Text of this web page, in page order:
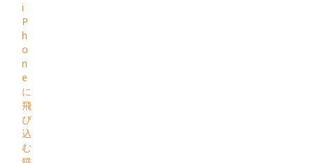
i
P
h
o
n
e
に
飛
び
込
む